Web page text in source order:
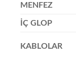
MENFEZ
İÇ GLOP
KABLOLAR